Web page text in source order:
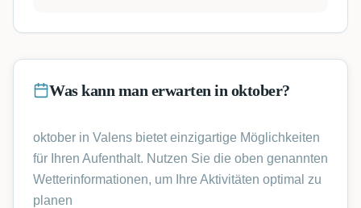
Was kann man erwarten in oktober?
oktober in Valens bietet einzigartige Möglichkeiten
für Ihren Aufenthalt. Nutzen Sie die oben genannten
Wetterinformationen, um Ihre Aktivitäten optimal zu
planen